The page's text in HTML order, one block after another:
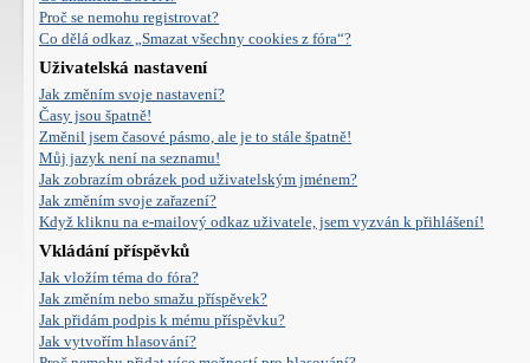
Proč se nemohu registrovat?
Co dělá odkaz „Smazat všechny cookies z fóra“?
Uživatelská nastavení
Jak změním svoje nastavení?
Časy jsou špatně!
Změnil jsem časové pásmo, ale je to stále špatně!
Můj jazyk není na seznamu!
Jak zobrazím obrázek pod uživatelským jménem?
Jak změním svoje zařazení?
Když kliknu na e-mailový odkaz uživatele, jsem vyzván k přihlášení!
Vkládání příspěvků
Jak vložím téma do fóra?
Jak změním nebo smažu příspěvek?
Jak přidám podpis k mému příspěvku?
Jak vytvořím hlasování?